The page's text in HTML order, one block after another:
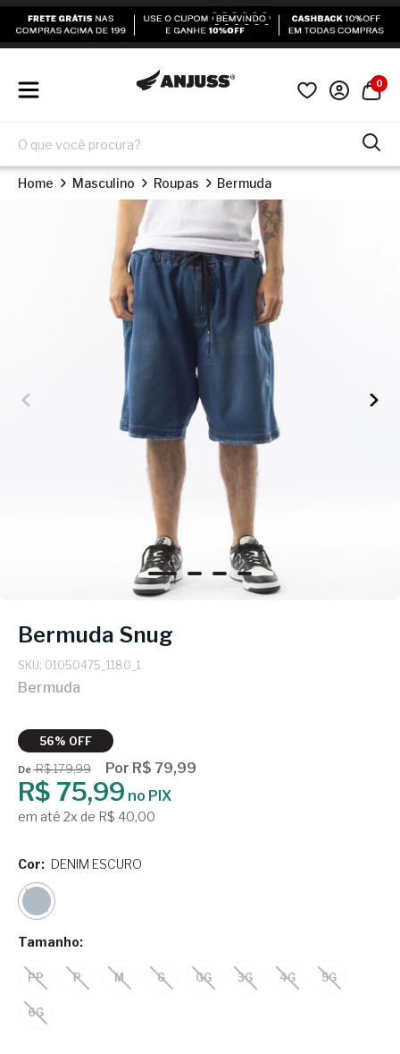
0
Home Masculino Roupas Bermuda
Bermuda Snug
SKU: 01050475_1180_1
Bermuda
56% OFF
DeR$ 179,99 Por R$ 79,99
R$ 75,99 no PIX
em até 2x de R$ 40,00
Tamanho:
PP P M G GG 3G 4G 5G
6G
Cor: DENIM ESCURO